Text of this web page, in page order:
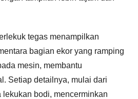
tegas menampilkan
bagian ekor yang ramping
mesin, membantu
Setiap detailnya, mulai dari
lekukan bodi, mencerminkan